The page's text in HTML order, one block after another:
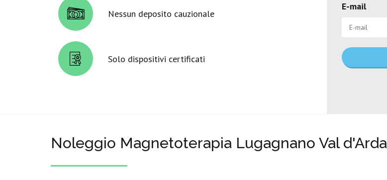
Nessun deposito cauzionale
Solo dispositivi certificati
E-mail
Noleggio Magnetoterapia Lugagnano Val d'Arda